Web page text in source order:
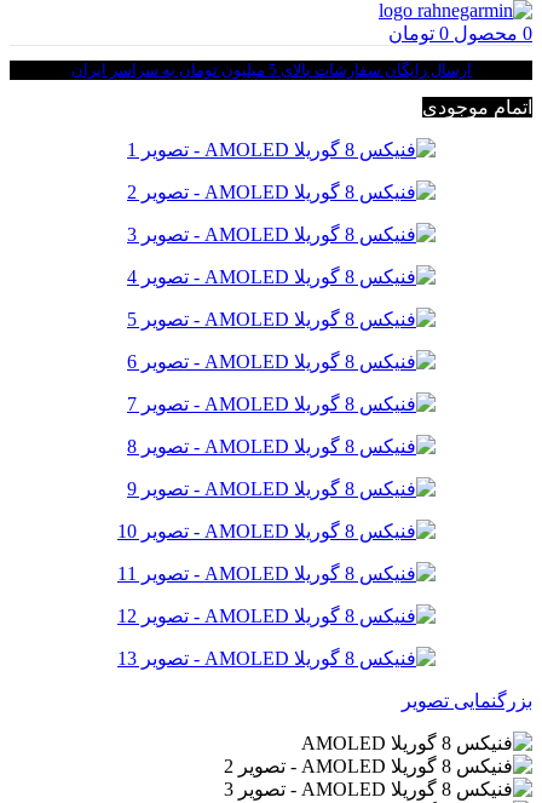
0 محصول 0 تومان
ارسال رایگان سفارشات بالای 5 میلیون تومان به سراسر ایران
اتمام موجودی
بزرگنمایی تصویر